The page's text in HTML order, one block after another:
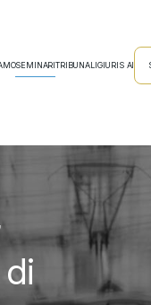
SEMINARITRIBUNALIGIURIS AI